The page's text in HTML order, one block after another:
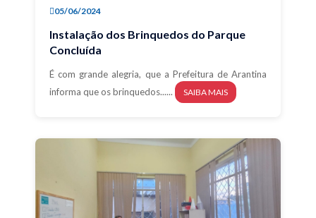
05/06/2024
Instalação dos Brinquedos do Parque
Concluída
É com grande alegria, que a Prefeitura de Arantina
informa que os brinquedos......
SAIBA MAIS